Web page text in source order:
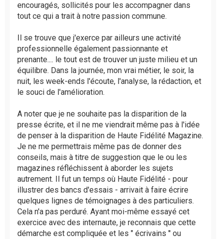
encouragés, sollicités pour les accompagner dans
tout ce qui a trait à notre passion commune.
Il se trouve que j'exerce par ailleurs une activité
professionnelle également passionnante et
prenante.... le tout est de trouver un juste milieu et un
équilibre. Dans la journée, mon vrai métier, le soir, la
nuit, les week-ends l'écoute, l'analyse, la rédaction, et
le souci de l'amélioration.
A noter que je ne souhaite pas la disparition de la
presse écrite, et il ne me viendrait même pas à l'idée
de penser à la disparition de Haute Fidélité Magazine.
Je ne me permettrais même pas de donner des
conseils, mais à titre de suggestion que le ou les
magazines réfléchissent à aborder les sujets
autrement. Il fut un temps où Haute Fidélité - pour
illustrer des bancs d'essais - arrivait à faire écrire
quelques lignes de témoignages à des particuliers.
Cela n'a pas perduré. Ayant moi-même essayé cet
exercice avec des internaute, je reconnais que cette
démarche est compliquée et les " écrivains '' ou